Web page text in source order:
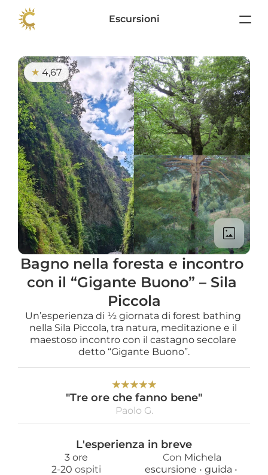
Escursioni
★ 4,67
Bagno nella foresta e incontro
con il “Gigante Buono” – Sila
Piccola
Un’esperienza di ½ giornata di forest bathing
nella Sila Piccola, tra natura, meditazione e il
maestoso incontro con il castagno secolare
detto “Gigante Buono”.
★★★★★
"Tre ore che fanno bene"
Paolo G.
L'esperienza in breve
3 ore Con Michela
2-20 ospiti escursione • guida •